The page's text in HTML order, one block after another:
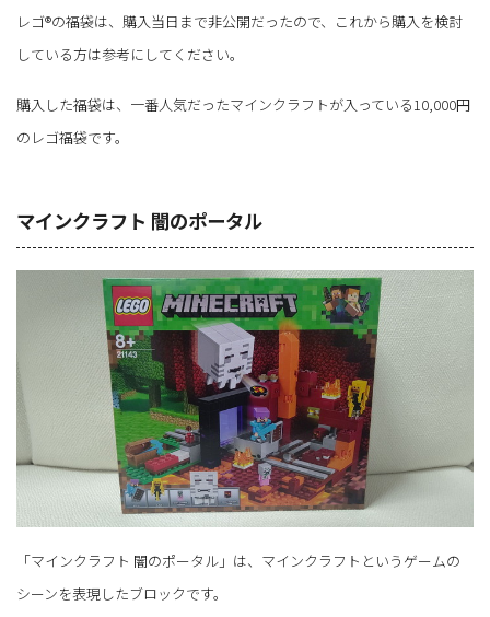
レゴ®の福袋は、購入当日まで非公開だったので、これから購入を検討
している方は参考にしてください。
購入した福袋は、一番人気だったマインクラフトが入っている10,000円
のレゴ福袋です。
マインクラフト 闇のポータル
「マインクラフト 闇のポータル」は、マインクラフトというゲームの
シーンを表現したブロックです。